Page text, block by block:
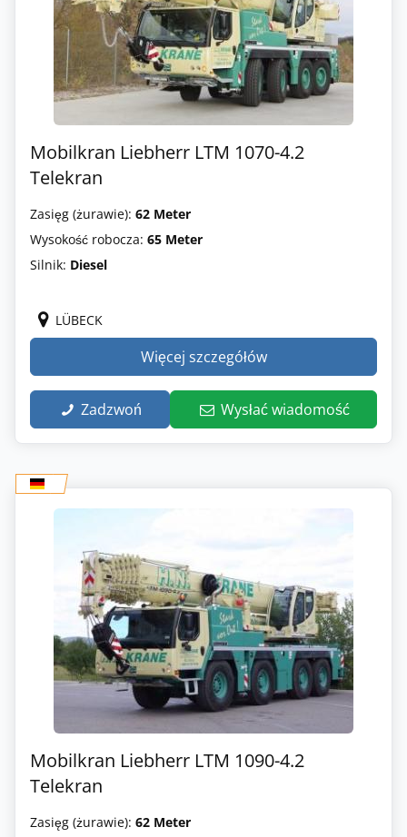
Mobilkran Liebherr LTM 1070-4.2
Telekran
Zasięg (żurawie): 62 Meter
Wysokość robocza: 65 Meter
Silnik: Diesel
LÜBECK
Więcej szczegółów
Zadzwoń Wysłać wiadomość
Mobilkran Liebherr LTM 1090-4.2
Telekran
Zasięg (żurawie): 62 Meter